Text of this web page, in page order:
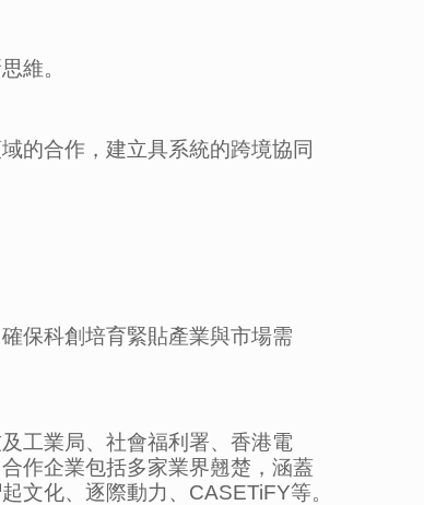
維。
的合作，建立具系統的跨境協同
保科創培育緊貼產業與市場需
工業局、社會福利署、香港電
作企業包括多家業界翹楚，涵蓋
文化、逐際動力、CASETiFY等。